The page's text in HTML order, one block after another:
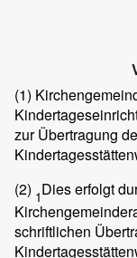
(1)
zur Übertragung
(2) 1Dies erfolgt
schriftlichen